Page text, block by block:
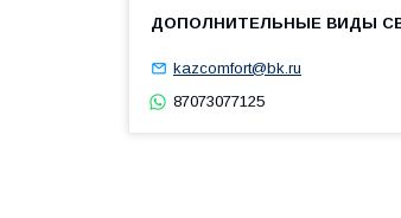
kazcomfort@bk.ru
87073077125